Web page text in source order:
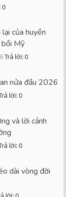
0
của huyền
Mỹ
Trả lời: 0
nửa đầu 2026
lời: 0
và lời cảnh
lời: 0
dài vòng đời